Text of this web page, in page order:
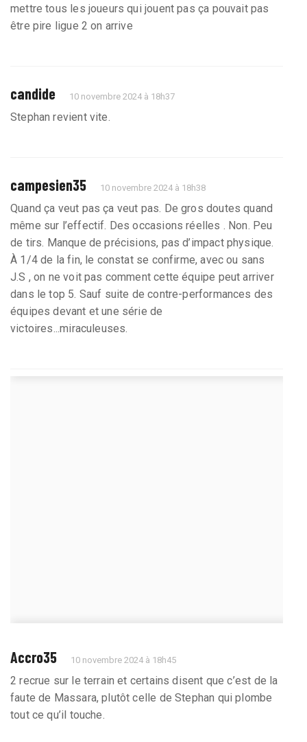
mettre tous les joueurs qui jouent pas ça pouvait pas
être pire ligue 2 on arrive
candide 10 novembre 2024 à 18h37
Stephan revient vite.
campesien35 10 novembre 2024 à 18h38
Quand ça veut pas ça veut pas. De gros doutes quand
même sur l’effectif. Des occasions réelles . Non. Peu
de tirs. Manque de précisions, pas d’impact physique.
À 1/4 de la fin, le constat se confirme, avec ou sans
J.S , on ne voit pas comment cette équipe peut arriver
dans le top 5. Sauf suite de contre-performances des
équipes devant et une série de
victoires...miraculeuses.
Accro35 10 novembre 2024 à 18h45
2 recrue sur le terrain et certains disent que c’est de la
faute de Massara, plutôt celle de Stephan qui plombe
tout ce qu’il touche.